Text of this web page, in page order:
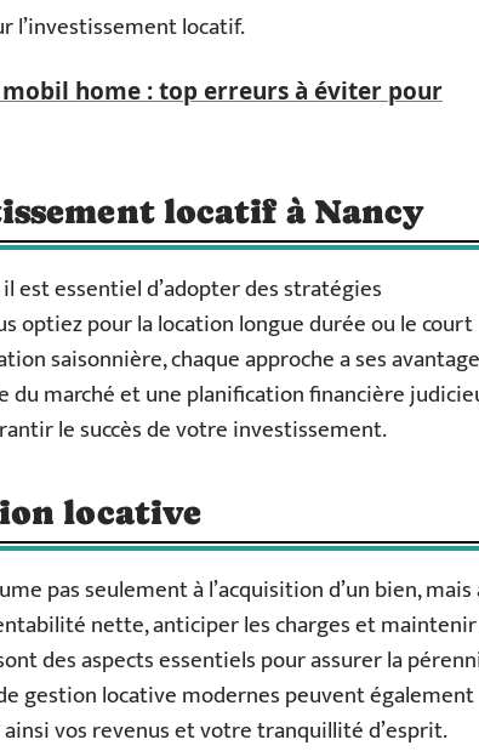
l’investissement locatif.
home : top erreurs à éviter pour
locatif à Nancy
est essentiel d’adopter des stratégies
optiez pour la location longue durée ou le court
saisonnière, chaque approche a ses
du marché et une planification financière
le succès de votre investissement.
locative
pas seulement à l’acquisition d’un bien, mais
nette, anticiper les charges et
des aspects essentiels pour assurer la
gestion locative modernes peuvent également
vos revenus et votre tranquillité d’esprit.